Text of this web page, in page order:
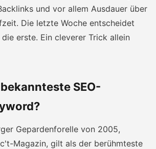
und vor allem Ausdauer über
Die letzte Woche entscheidet
erste. Ein cleverer Trick allein
SEO-
Gepardenforelle von 2005,
Magazin, gilt als der berühmteste